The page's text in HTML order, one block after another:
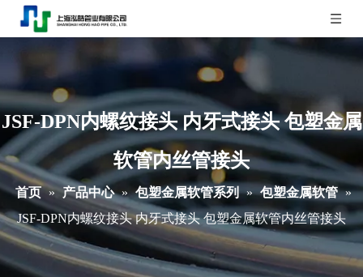
JSF-DPN内螺纹接头 内牙式接头 包塑金属
软管内丝管接头
首页 » 产品中心 » 包塑金属软管系列 » 包塑金属软管 »
JSF-DPN内螺纹接头 内牙式接头 包塑金属软管内丝管接头